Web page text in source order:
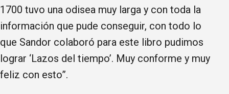
1700 tuvo una odisea muy larga y con toda la
información que pude conseguir, con todo lo
que Sandor colaboró para este libro pudimos
lograr ‘Lazos del tiempo’. Muy conforme y muy
feliz con esto”.